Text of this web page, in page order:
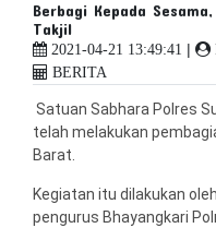
Berbagi Kepada
Takjil
2021-04-21 13:49:41 |
BERITA
Satuan Sabhara Polres
telah melakukan
Barat.
Kegiatan itu dilakukan
pengurus Bhayangkari